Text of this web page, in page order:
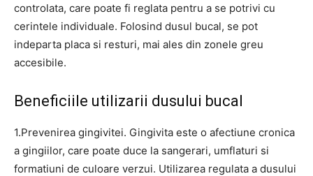
controlata, care poate fi reglata pentru a se potrivi cu
cerintele individuale. Folosind dusul bucal, se pot
indeparta placa si resturi, mai ales din zonele greu
accesibile.
Beneficiile utilizarii dusului bucal
1.Prevenirea gingivitei. Gingivita este o afectiune cronica
a gingiilor, care poate duce la sangerari, umflaturi si
formatiuni de culoare verzui. Utilizarea regulata a dusului